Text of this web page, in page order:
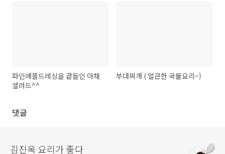
파인애플드레싱을 곁들인 야채
샐러드^^
부대찌개 ( 얼큰한 국물요리~)
댓글
김진옥 요리가 좋다